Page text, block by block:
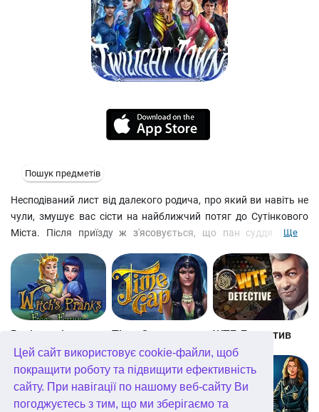
Цей сайт використовує cookie-файли, щоб
покращити роботу та підвищити ефективність
сайту. При навігації по нашому веб-сайту Ви
погоджуєтесь з тим, що ми зберігаємо та
Пошук предметів
Несподіваний лист від далекого родича, про який ви навіть не
чули, змушує вас сісти на найближчий потяг до Сутінкового
Міста. Після приїзду ж з'ясовується, що пан суддя помер
представнику стародавнього і славного роду, дістався у
спадок його особняк… і справа всього його життя. Шукайте
докази у локаціях на пошук предметів, щоб розкрити
таємницю смерті судді Костянтина та інші загадкові злочини.
Збирайте магічні артефакти, грайте в казино та на біржі,
заведіть рахунок у місцевому банку та потоваришуйте з
балакущим барменом, який в курсі останніх новин. З цією
безкоштовною стратегією вам нудьгувати не доведеться.
Ще
Time Gap WTF Детектив